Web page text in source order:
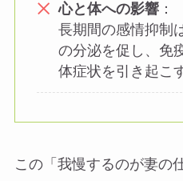
心と体への影響：
長期間の感情抑制
の分泌を促し、免
体症状を引き起こ
この「我慢するのが妻の